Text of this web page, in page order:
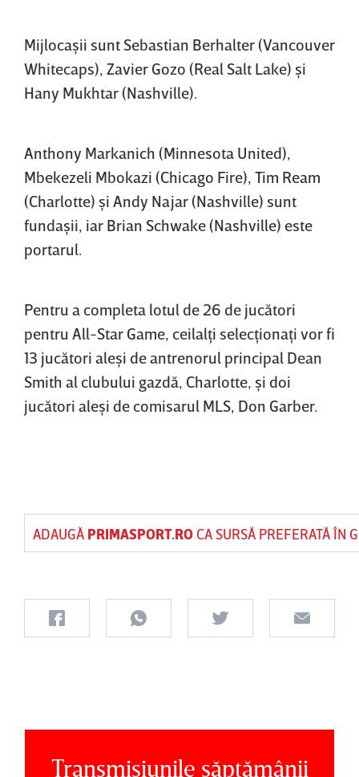
Mijlocaşii sunt Sebastian Berhalter (Vancouver
Whitecaps), Zavier Gozo (Real Salt Lake) şi
Hany Mukhtar (Nashville).
Anthony Markanich (Minnesota United),
Mbekezeli Mbokazi (Chicago Fire), Tim Ream
(Charlotte) şi Andy Najar (Nashville) sunt
fundaşii, iar Brian Schwake (Nashville) este
portarul.
Pentru a completa lotul de 26 de jucători
pentru All-Star Game, ceilalţi selecţionaţi vor fi
13 jucători aleşi de antrenorul principal Dean
Smith al clubului gazdă, Charlotte, şi doi
jucători aleşi de comisarul MLS, Don Garber.
ADAUGĂ PRIMASPORT.ROCA SURSĂ PREFERATĂ ÎN
Transmisiunile săptămânii